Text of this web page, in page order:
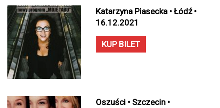
Katarzyna Piasecka • Łódź •
16.12.2021
KUP BILET
Oszuści • Szczecin •